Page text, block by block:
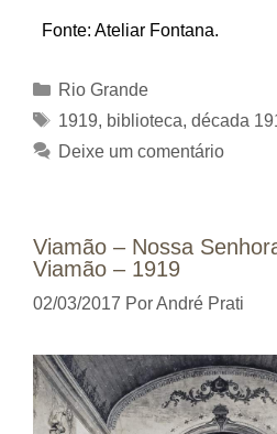
Fonte: Ateliar Fontana.
Categorias
Rio Grande
Tags
1919, biblioteca, década
Deixe um comentário
Viamão – Nossa
Viamão – 1919
02/03/2017 PorAndré Prati